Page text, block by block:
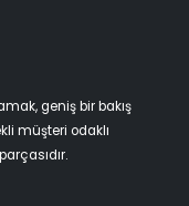
geniş bir bakış
müşteri odaklı